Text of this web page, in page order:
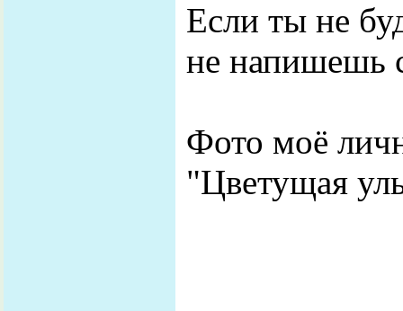
Если ты не
не напишешь
Фото моё
"Цветущая